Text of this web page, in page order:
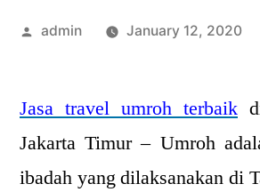
Posted
admin January 12, 2020
Jasa travel umroh terbaik
Jakarta Timur – Umroh
ibadah yang dilaksanakan di